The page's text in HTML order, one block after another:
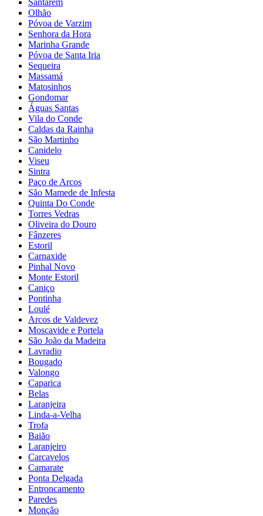
Santarém
Olhão
Póvoa de Varzim
Senhora da Hora
Marinha Grande
Póvoa de Santa Iria
Sequeira
Massamá
Matosinhos
Gondomar
Águas Santas
Vila do Conde
Caldas da Rainha
São Martinho
Canidelo
Viseu
Sintra
Paço de Arcos
São Mamede de Infesta
Quinta Do Conde
Torres Vedras
Oliveira do Douro
Fânzeres
Estoril
Carnaxide
Pinhal Novo
Monte Estoril
Caniço
Pontinha
Loulé
Arcos de Valdevez
Moscavide e Portela
São João da Madeira
Lavradio
Bougado
Valongo
Caparica
Belas
Laranjeira
Linda-a-Velha
Trofa
Baião
Laranjeiro
Carcavelos
Camarate
Ponta Delgada
Entroncamento
Paredes
Monção